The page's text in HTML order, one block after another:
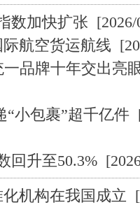
数加快扩张
航空货运航线
品牌十年交出亮
“小包裹”超千亿件
回升至50.3%
机构在我国成立